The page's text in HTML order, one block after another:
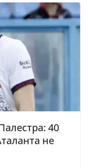
40
не